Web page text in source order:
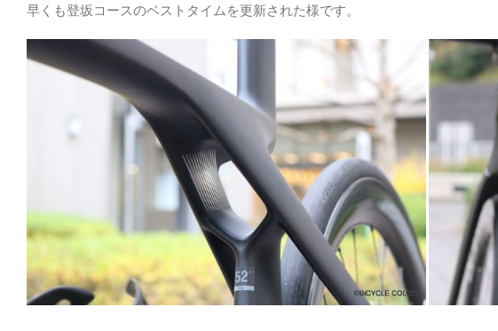
早くも登坂コースのベストタイムを更新された様です。